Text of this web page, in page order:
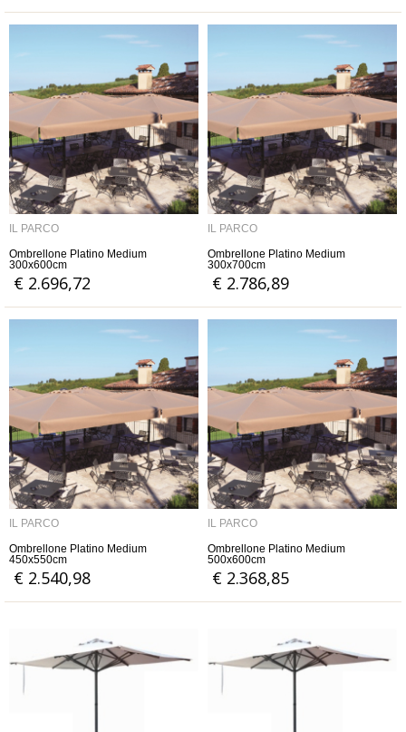
IL PARCO
Ombrellone Platino Medium
300x600cm
€ 2.696,72
IL PARCO
Ombrellone Platino Medium
300x700cm
€ 2.786,89
IL PARCO
Ombrellone Platino Medium
450x550cm
€ 2.540,98
IL PARCO
Ombrellone Platino Medium
500x600cm
€ 2.368,85